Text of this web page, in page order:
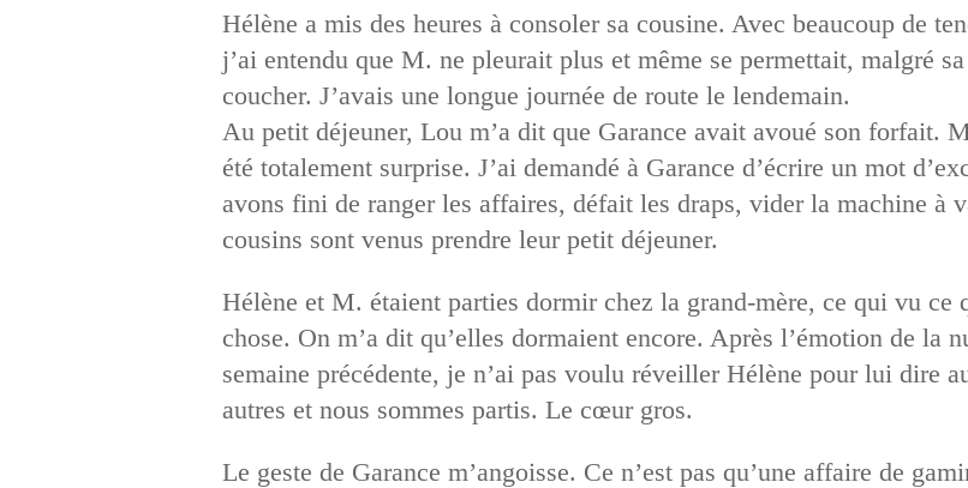
Hélène a mis des heures à consoler sa cousine. Avec beaucoup de
j’ai entendu que M. ne pleurait plus et même se permettait, malgré
coucher. J’avais une longue journée de route le lendemain.
Au petit déjeuner, Lou m’a dit que Garance avait avoué son forfait.
été totalement surprise. J’ai demandé à Garance d’écrire un mot
avons fini de ranger les affaires, défait les draps, vider la machine à
cousins sont venus prendre leur petit déjeuner.
Hélène et M. étaient parties dormir chez la grand-mère, ce qui vu ce
chose. On m’a dit qu’elles dormaient encore. Après l’émotion de la
semaine précédente, je n’ai pas voulu réveiller Hélène pour lui dire
autres et nous sommes partis. Le cœur gros.
Le geste de Garance m’angoisse. Ce n’est pas qu’une affaire de